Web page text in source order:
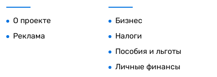
О проекте
Реклама
Бизнес
Налоги
Пособия и льготы
Личные финансы